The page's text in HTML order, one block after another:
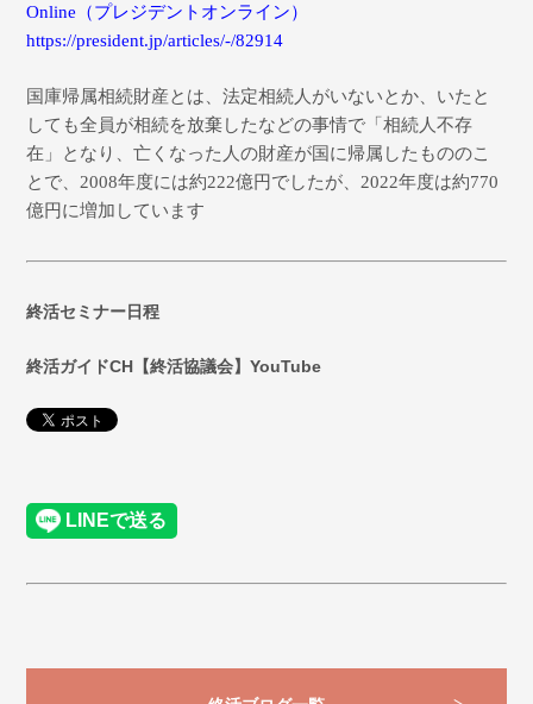
Online （プレジデントオンライン）
https://president.jp/articles/-/82914
国庫帰属相続財産とは、法定相続人がいないとか、いたと
しても全員が相続を放棄したなどの事情で「相続人不存
在」となり、亡くなった人の財産が国に帰属したもののこ
とで、2008年度には約222億円でしたが、2022年度は約770
億円に増加しています
終活セミナー日程
終活ガイドCH【終活協議会】YouTube